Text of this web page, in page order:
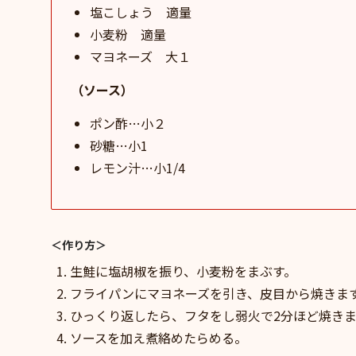
塩こしょう 適量
小麦粉 適量
マヨネーズ 大１
（ソース）
ポン酢…小２
砂糖…小1
レモン汁…小1/4
＜作り方＞
生鮭に塩胡椒を振り、小麦粉をまぶす。
フライパンにマヨネーズを引き、皮目から焼きます
ひっくり返したら、フタをし弱火で2分ほど焼きま
ソースを加え煮絡めたらめる。